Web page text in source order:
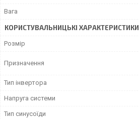
Вага
КОРИСТУВАЛЬНИЦЬКІ ХАРАКТЕРИСТИКИ
Розмір
Призначення
Тип інвертора
Напруга системи
Тип синусоїди